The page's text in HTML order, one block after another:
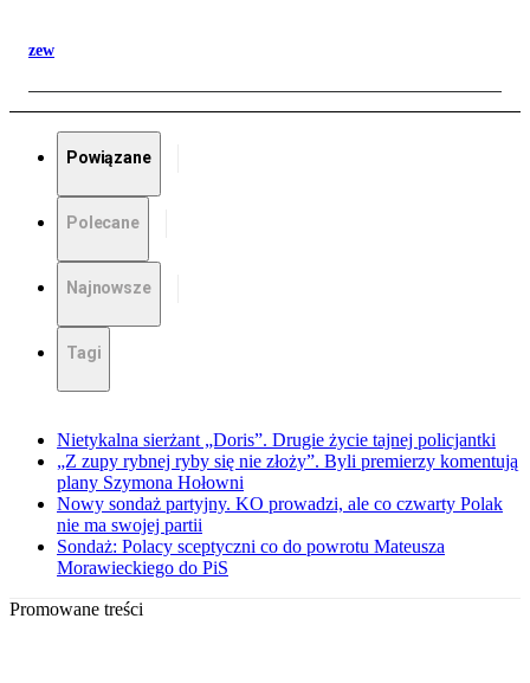
zew
Powiązane
Polecane
Najnowsze
Tagi
Nietykalna sierżant „Doris”. Drugie życie tajnej policjantki
„Z zupy rybnej ryby się nie złoży”. Byli premierzy komentują
plany Szymona Hołowni
Nowy sondaż partyjny. KO prowadzi, ale co czwarty Polak
nie ma swojej partii
Sondaż: Polacy sceptyczni co do powrotu Mateusza
Morawieckiego do PiS
Promowane treści